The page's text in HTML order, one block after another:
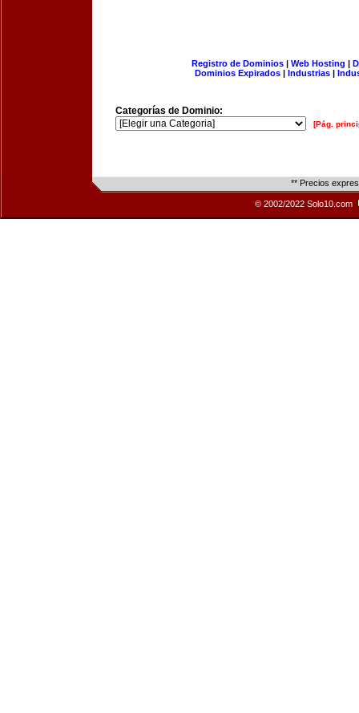
Registro de Dominios| Web Hosting |
Dominios Expirados | Industrias |
Categorías de Dominio:
[Pág.
** Precios
© 2002/2022 Solo10.com